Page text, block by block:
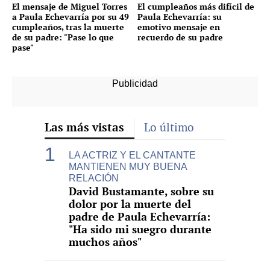
El mensaje de Miguel Torres
a Paula Echevarría por su 49
cumpleaños, tras la muerte
de su padre: "Pase lo que
pase"
El cumpleaños más difícil de
Paula Echevarría: su
emotivo mensaje en
recuerdo de su padre
Las más vistas Lo último
LA ACTRIZ Y EL CANTANTE
MANTIENEN MUY BUENA
RELACIÓN
David Bustamante, sobre su
dolor por la muerte del
padre de Paula Echevarría:
"Ha sido mi suegro durante
muchos años"